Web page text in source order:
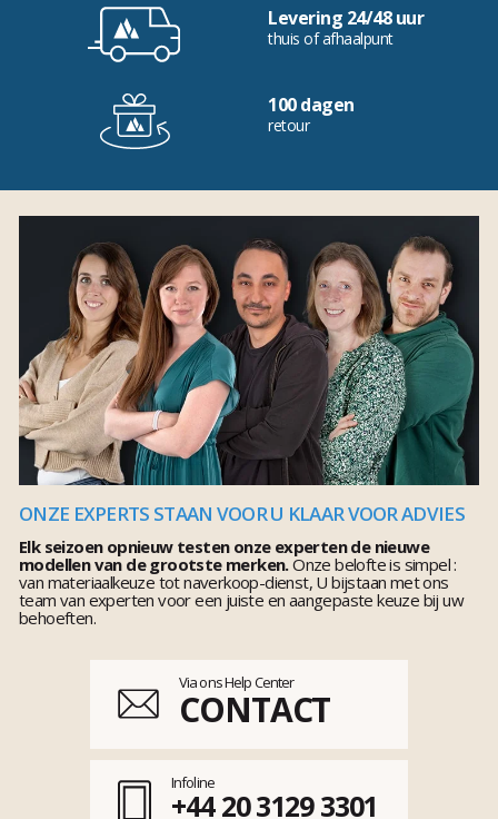
Levering 24/48 uur
thuis of afhaalpunt
100 dagen
retour
ONZE EXPERTS STAAN VOOR U KLAAR VOOR ADVIES
Elk seizoen opnieuw testen onze experten de nieuwe
modellen van de grootste merken.Onze belofte is simpel :
van materiaalkeuze tot naverkoop-dienst, U bijstaan met ons
team van experten voor een juiste en aangepaste keuze bij uw
behoeften.
Via ons Help Center
CONTACT
Infoline
+44 20 3129 3301